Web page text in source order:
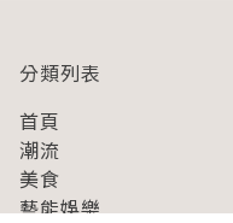
分類列表
首頁
潮流
美食
藝能娛樂